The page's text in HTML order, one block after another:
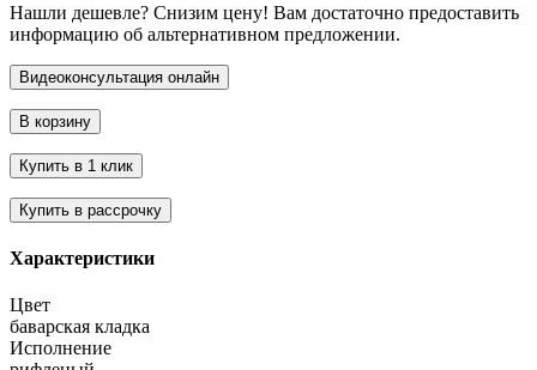
Нашли дешевле? Снизим цену! Вам достаточно предоставить
информацию об альтернативном предложении.
Характеристики
Цвет
баварская кладка
Исполнение